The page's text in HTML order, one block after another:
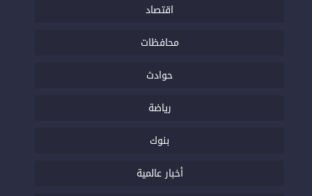
اقتصاد
محافظات
حوادث
رياضة
بنوك
أخبار عالمية